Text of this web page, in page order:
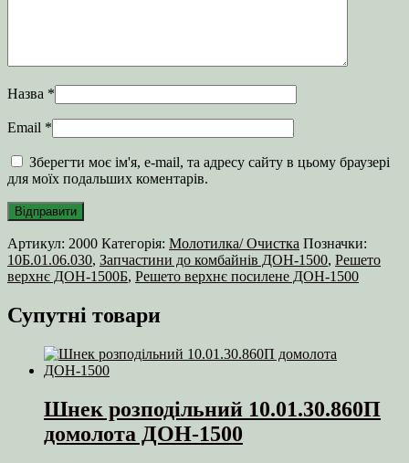
Назва *
Email *
Зберегти моє ім'я, e-mail, та адресу сайту в цьому браузері
для моїх подальших коментарів.
Артикул: 2000 Категорія: Молотилка/ Очистка Позначки:
10Б.01.06.030, Запчастини до комбайнів ДОН-1500, Решето
верхнє ДОН-1500Б, Решето верхнє посилене ДОН-1500
Супутні товари
Шнек розподільний 10.01.30.860П
домолота ДОН-1500